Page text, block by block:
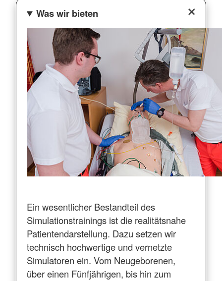
Was wir bieten
Ein wesentlicher Bestandteil des
Simulationstrainings ist die realitätsnahe
Patientendarstellung. Dazu setzen wir
technisch hochwertige und vernetzte
Simulatoren ein. Vom Neugeborenen,
über einen Fünfjährigen, bis hin zum